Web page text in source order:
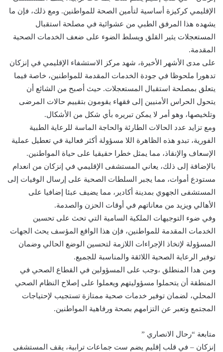
الإقليمي كركيزة أساسية لتأمين الصحة للمواطنين. ومع ذلك، فإن ما
يشهده هذا المرفق الطبي من عشوائية في مصلحة استقبال
المستعجلات يثير القلق ويسلط الضوء على ضعف الخدمات الصحية
المقدمة.
على مدى الأشهر الأخيرة، شهد مركز الاستشفاء الإقليمي في إنزكان
تدهورا ملحوظا في جودة الخدمات المقدمة للمواطنين، خاصة فيما
يتعلق بمصلحة استقبال المستعجلات. حيث أصبح من الشائع أن
يتحول الحراس الأمنيين إلى فقهاء يقومون بتقييم حالات المرضى
وتلخيصها، وهو أمر لا يمكن تبريره بأي شكل من الأشكال.
ومع تزايد عدد الحالات الطارئة والحاجة الماسة للرعاية الطبية
الفورية، تبدو هذه الظاهرة اللا مسؤولة أكثر فعالية في تعطيل عملية
الإسعاف والإنقاذ، مما يمثل خطرا حقيقيا على حياة المواطنين.
بالإضافة إلى ذلك، يعاني المستشفى الإقليمي في إنزكان من انعدام
مستودع أموات، مما يجبر السلطات الصحية على إرسال الوفيات إلى
المستشفى الجهوي بمدينة أكادير، مما يضيف عبئا إضافيا على
الأهالي ويزيد من معاناتهم في أوقات الحزن والصدمة.
وفي ضوء التوجيهات الملكية السامية التي تحث على تحسين
الخدمات المقدمة للمواطنين، فإن هذا الواقع المؤسف يحث الجهات
المسؤولة لإتخاذ الإجراءات اللازمة لتحسين الوضع الحالي وضمان
توفير الرعاية الصحية اللائقة والمناسبة للجميع.
ومن هدا المنطلق ،وجب على المسؤولين في القطاع الصحي في
المنطقة أن يتحملوا مسؤوليتهم ويعملوا على إصلاح النظام الصحي
المحلي، لضمان توفير خدمات صحية ممتازة تستجيب لإحتياجات
المجتمع وتعبر عن التزامهم بصحة ورفاهية المواطنين.
متابعة “رحال الانصاري ”
إنزكان – في قلب إقليم يضم ست جماعات ترابية، يقف المستشفى